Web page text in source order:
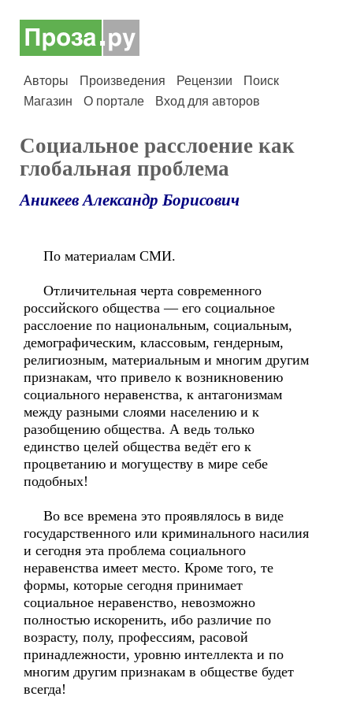
Авторы Произведения Рецензии
Поиск
Магазин
О портале Вход для авторов
Социальное расслоение как
глобальная проблема
Аникеев Александр Борисович
По материалам СМИ.
Отличительная черта современного
российского общества — его социальное
расслоение по национальным, социальным,
демографическим, классовым, гендерным,
религиозным, материальным и многим другим
признакам, что привело к возникновению
социального неравенства, к антагонизмам
между разными слоями населению и к
разобщению общества. А ведь только
единство целей общества ведёт его к
процветанию и могуществу в мире себе
подобных!
Во все времена это проявлялось в виде
государственного или криминального насилия
и сегодня эта проблема социального
неравенства имеет место. Кроме того, те
формы, которые сегодня принимает
социальное неравенство, невозможно
полностью искоренить, ибо различие по
возрасту, полу, профессиям, расовой
принадлежности, уровню интеллекта и по
многим другим признакам в обществе будет
всегда!